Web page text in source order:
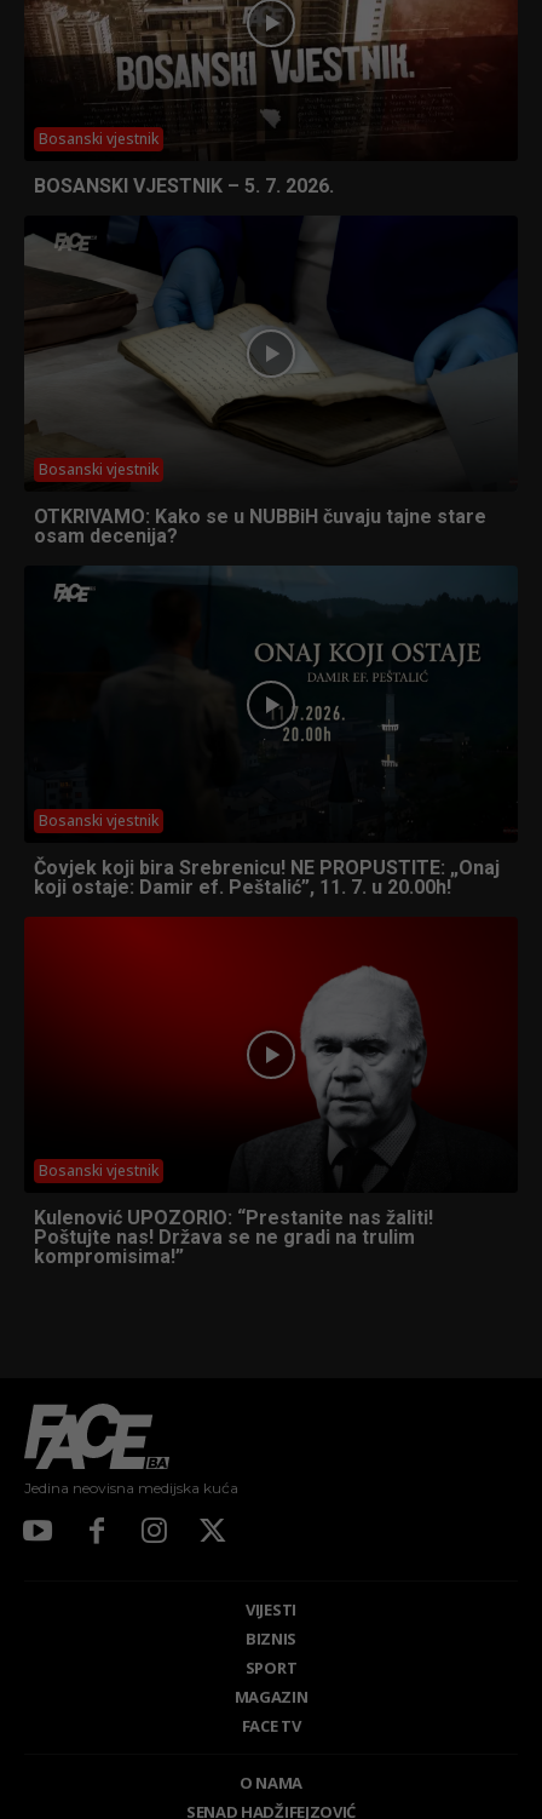
Bosanski vjestnik
BOSANSKI VJESTNIK – 5. 7. 2026.
Bosanski vjestnik
OTKRIVAMO: Kako se u NUBBiH čuvaju tajne stare
osam decenija?
Bosanski vjestnik
Čovjek koji bira Srebrenicu! NE PROPUSTITE: „Onaj
koji ostaje: Damir ef. Peštalić”, 11. 7. u 20.00h!
Bosanski vjestnik
Kulenović UPOZORIO: “Prestanite nas žaliti!
Poštujte nas! Država se ne gradi na trulim
kompromisima!”
Jedina neovisna medijska kuća
VIJESTI
BIZNIS
SPORT
MAGAZIN
FACE TV
O NAMA
SENAD HADŽIFEJZOVIĆ